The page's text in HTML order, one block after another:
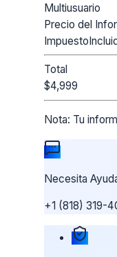
Multiusuario
Precio del
Impuesto
Total
$4,999
Nota: Tu
Necesita
+1 (818) 319-